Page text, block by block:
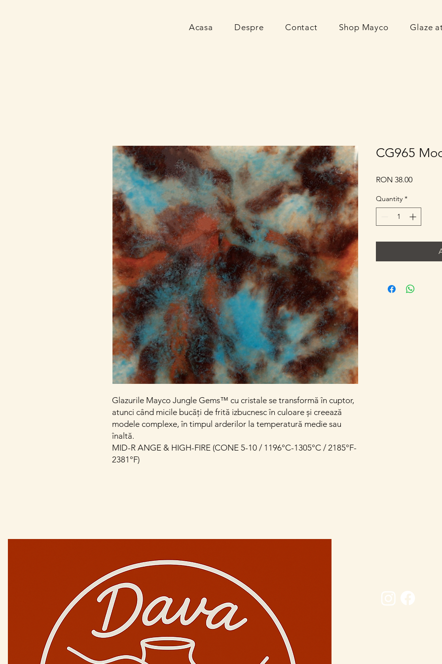
Acasa Despre Contact Shop Mayco Glaze
Glazurile Mayco Jungle Gems™ cu cristale se transformă în cuptor,
atunci când micile bucăți de frită izbucnesc în culoare și creează
modele complexe, în timpul arderilor la temperatură medie sau
înaltă.
MID-R ANGE & HIGH-FIRE (CONE 5-10 / 1196°C-1305°C / 2185°F-
2381°F)
CG965
RON 38.00Price
Quantity *